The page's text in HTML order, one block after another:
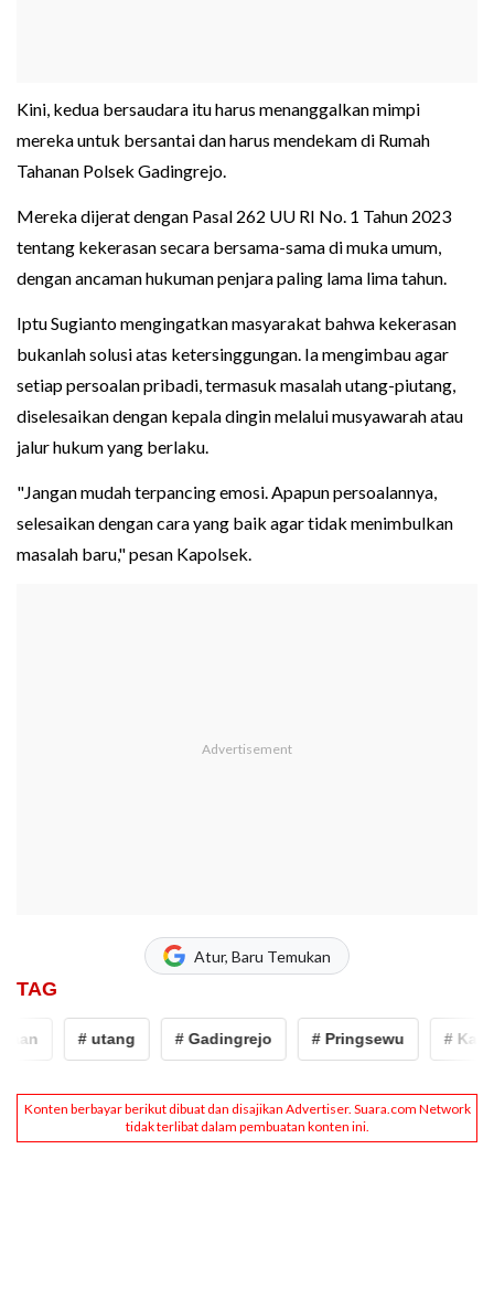
Kini, kedua bersaudara itu harus menanggalkan mimpi
mereka untuk bersantai dan harus mendekam di Rumah
Tahanan Polsek Gadingrejo.
Mereka dijerat dengan Pasal 262 UU RI No. 1 Tahun 2023
tentang kekerasan secara bersama-sama di muka umum,
dengan ancaman hukuman penjara paling lama lima tahun.
Iptu Sugianto mengingatkan masyarakat bahwa kekerasan
bukanlah solusi atas ketersinggungan. Ia mengimbau agar
setiap persoalan pribadi, termasuk masalah utang-piutang,
diselesaikan dengan kepala dingin melalui musyawarah atau
jalur hukum yang berlaku.
"Jangan mudah terpancing emosi. Apapun persoalannya,
selesaikan dengan cara yang baik agar tidak menimbulkan
masalah baru," pesan Kapolsek.
Atur, Baru Temukan
TAG
# utang # Gadingrejo # Pringsewu # Kakak